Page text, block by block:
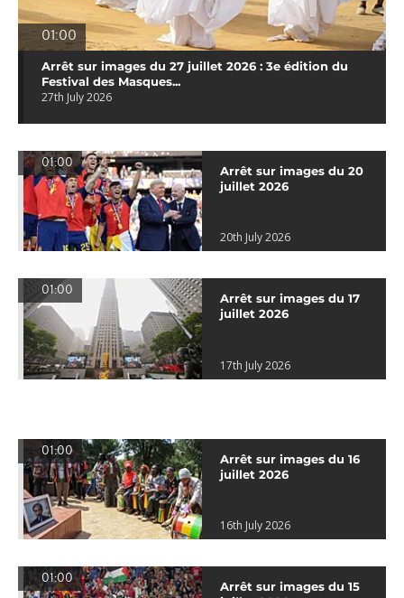
01:00
Arrêt sur images du 27 juillet 2026 : 3e édition du
Festival des Masques...
27th July 2026
01:00
Arrêt sur images du 20
juillet 2026
20th July 2026
01:00
Arrêt sur images du 17
juillet 2026
17th July 2026
01:00
Arrêt sur images du 16
juillet 2026
16th July 2026
01:00
Arrêt sur images du 15